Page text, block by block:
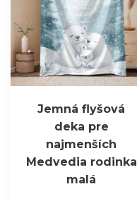
Jemná flyšová
deka pre
najmenších
Medvedia rodinka
malá